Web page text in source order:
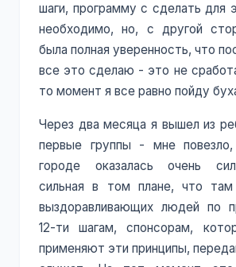
шаги, программу с сделать для
необходимо, но, с другой
была полная уверенность, что
все это сделаю - это не
то момент я все равно пойду
Через два месяца я вышел из
первые группы - мне
городе оказалась очень
сильная в том плане, что там
выздоравливающих людей по
12-ти шагам, спонсорам,
применяют эти принципы,